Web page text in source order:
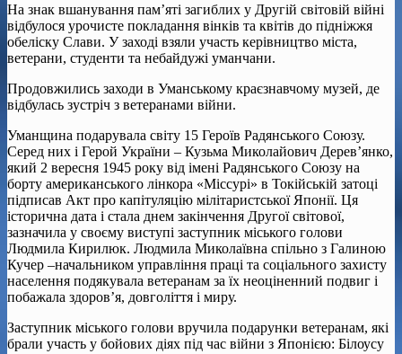
На знак вшанування пам’яті загиблих у Другій світовій війні
відбулося урочисте покладання вінків та квітів до підніжжя
обеліску Слави. У заході взяли участь керівництво міста,
ветерани, студенти та небайдужі уманчани.
Продовжились заходи в Уманському краєзнавчому музей, де
відбулась зустріч з ветеранами війни.
Уманщина подарувала світу 15 Героїв Радянського Союзу.
Серед них і Герой України – Кузьма Миколайович Дерев’янко,
який 2 вересня 1945 року від імені Радянського Союзу на
борту американського лінкора «Міссурі» в Токійській затоці
підписав Акт про капітуляцію мілітаристської Японії. Ця
історична дата і стала днем закінчення Другої світової,
зазначила у своєму виступі заступник міського голови
Людмила Кирилюк. Людмила Миколаївна спільно з Галиною
Кучер –начальником управління праці та соціального захисту
населення подякувала ветеранам за їх неоціненний подвиг і
побажала здоров’я, довголіття і миру.
Заступник міського голови вручила подарунки ветеранам, які
брали участь у бойових діях під час війни з Японією: Білоусу